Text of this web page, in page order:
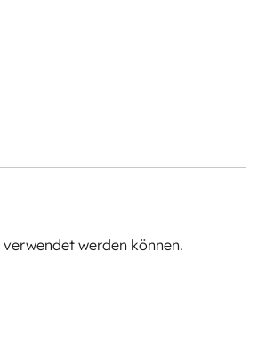
verwendet werden können.